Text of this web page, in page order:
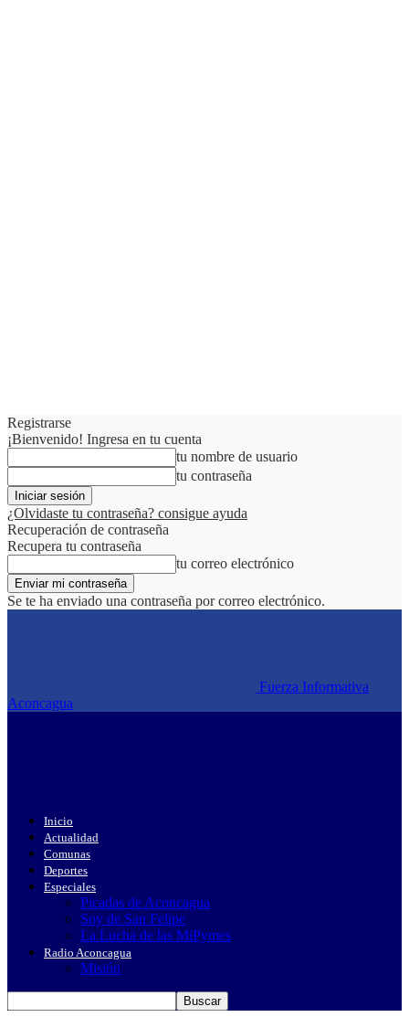
Registrarse
¡Bienvenido! Ingresa en tu cuenta
tu nombre de usuario
tu contraseña
¿Olvidaste tu contraseña? consigue ayuda
Recuperación de contraseña
Recupera tu contraseña
tu correo electrónico
Se te ha enviado una contraseña por correo electrónico.
Fuerza Informativa
Aconcagua
Inicio
Actualidad
Comunas
Deportes
Especiales
Picadas de Aconcagua
Soy de San Felipe
La Lucha de las MiPymes
Radio Aconcagua
Misión